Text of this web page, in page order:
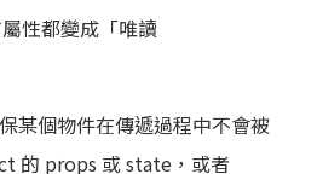
性都變成「唯讀
某個物件在傳遞過程中不會被
的 props 或 state，或者